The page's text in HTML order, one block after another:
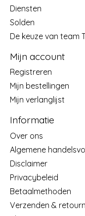
Diensten
Solden
De keuze van team
Mijn account
Registreren
Mijn bestellingen
Mijn verlanglijst
Informatie
Over ons
Algemene
Disclaimer
Privacybeleid
Betaalmethoden
Verzenden &